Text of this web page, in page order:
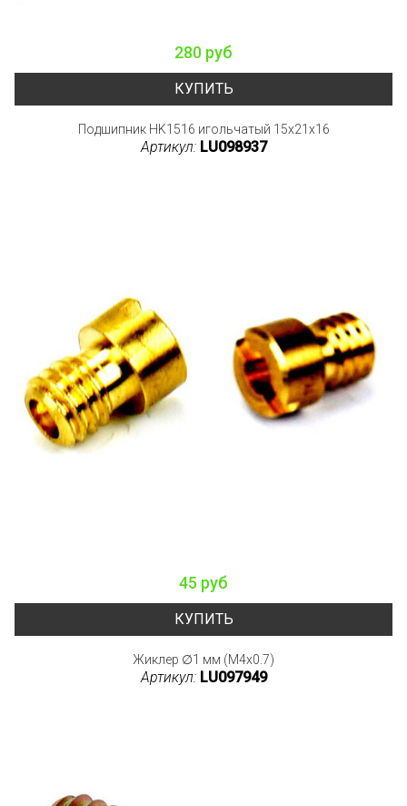
280 руб
КУПИТЬ
Подшипник HK1516 игольчатый 15x21x16
Артикул: LU098937
45 руб
КУПИТЬ
Жиклер ∅1 мм (M4x0.7)
Артикул: LU097949